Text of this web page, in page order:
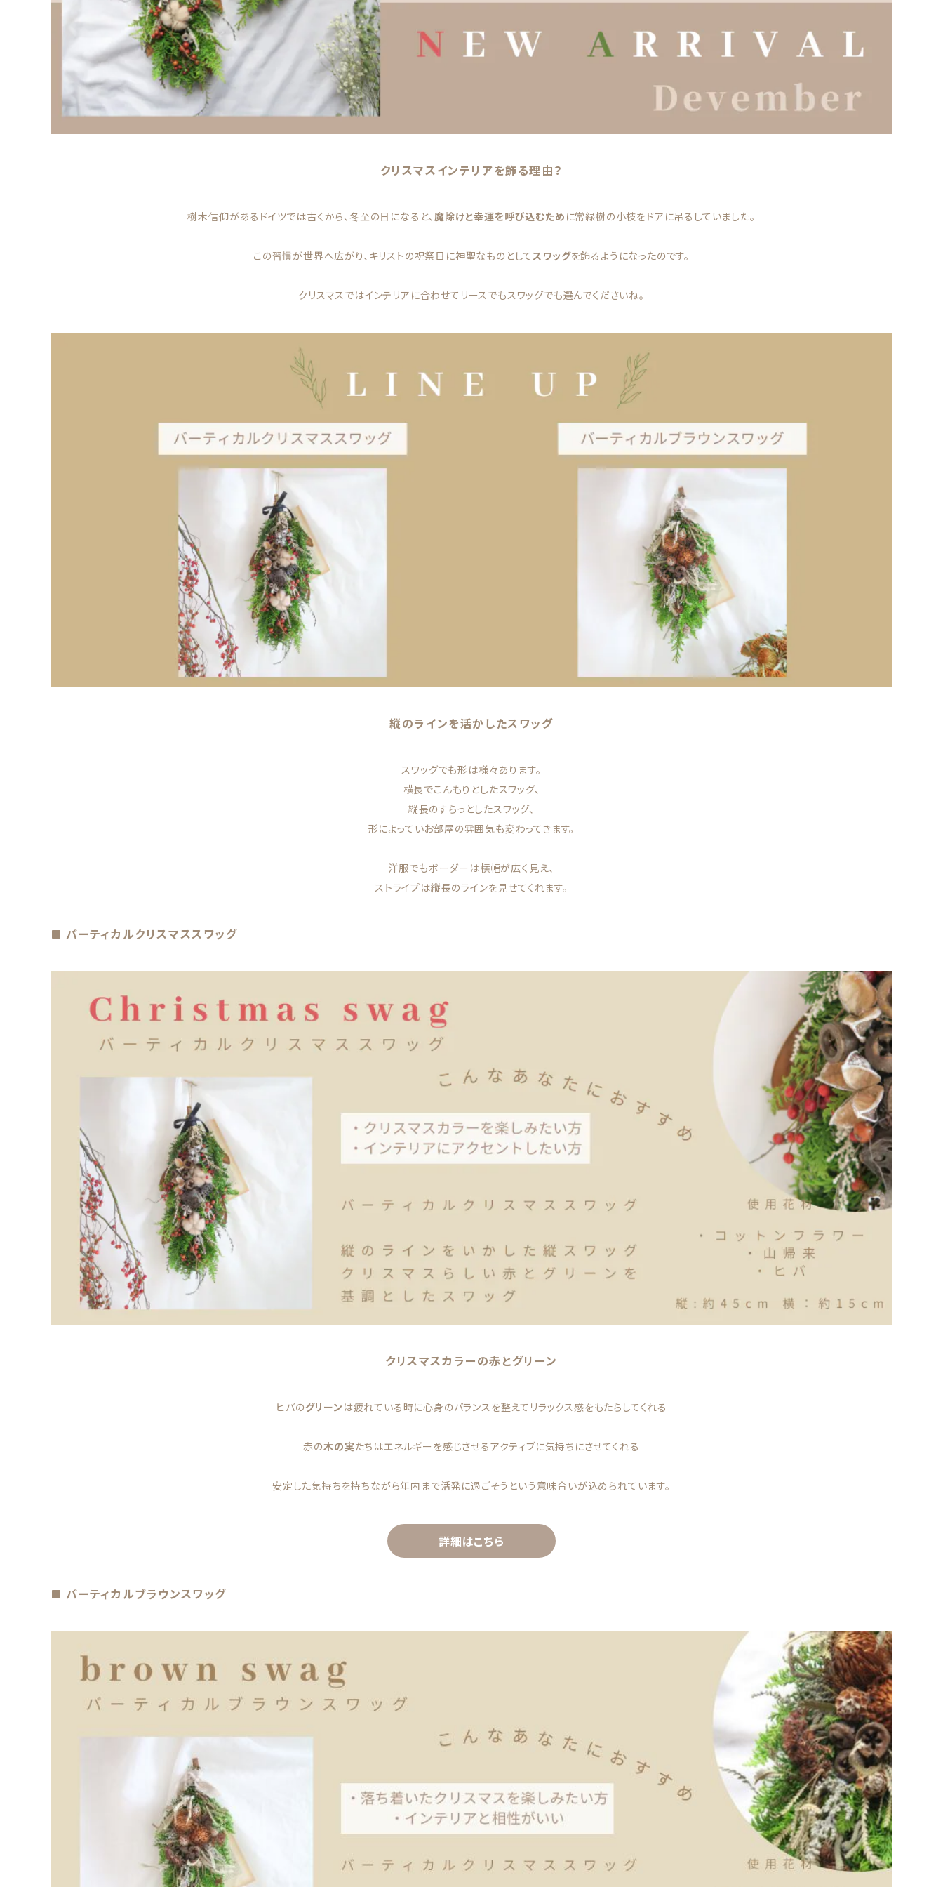
クリスマスインテリアを飾る理由？
樹木信仰があるドイツでは古くから、冬至の日になると、 魔除けと幸運を呼び込むため に常緑樹の小枝をドアに吊るしていました。
この習慣が世界へ広がり、キリストの祝祭日に神聖なものとして スワッグを飾るようになったのです。
クリスマスではインテリアに合わせてリースでもスワッグでも選んでくださいね。
縦のラインを活かしたスワッグ
スワッグでも形は様々あります。
横長でこんもりとしたスワッグ、
縦長のすらっとしたスワッグ、
形によっていお部屋の雰囲気も変わってきます。
洋服でもボーダーは横幅が広く見え、
ストライプは縦長のラインを見せてくれます。
バーティカルクリスマススワッグ
クリスマスカラーの赤とグリーン
ヒバのグリーン は疲れている時に心身のバランスを整えてリラックス感をもたらしてくれる
赤の木の実たちはエネルギーを感じさせるアクティブに気持ちにさせてくれる
安定した気持ちを持ちながら年内まで活発に過ごそうという意味合いが込められています。
詳細はこちら
バーティカルブラウンスワッグ